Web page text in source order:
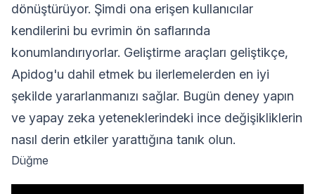
dönüştürüyor. Şimdi ona erişen kullanıcılar
kendilerini bu evrimin ön saflarında
konumlandırıyorlar. Geliştirme araçları geliştikçe,
Apidog'u dahil etmek bu ilerlemelerden en iyi
şekilde yararlanmanızı sağlar. Bugün deney yapın
ve yapay zeka yeteneklerindeki ince değişikliklerin
nasıl derin etkiler yarattığına tanık olun.
Düğme